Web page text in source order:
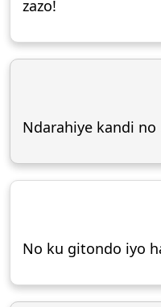
zazo!
Ndarahiye kandi no
No ku gitondo iyo